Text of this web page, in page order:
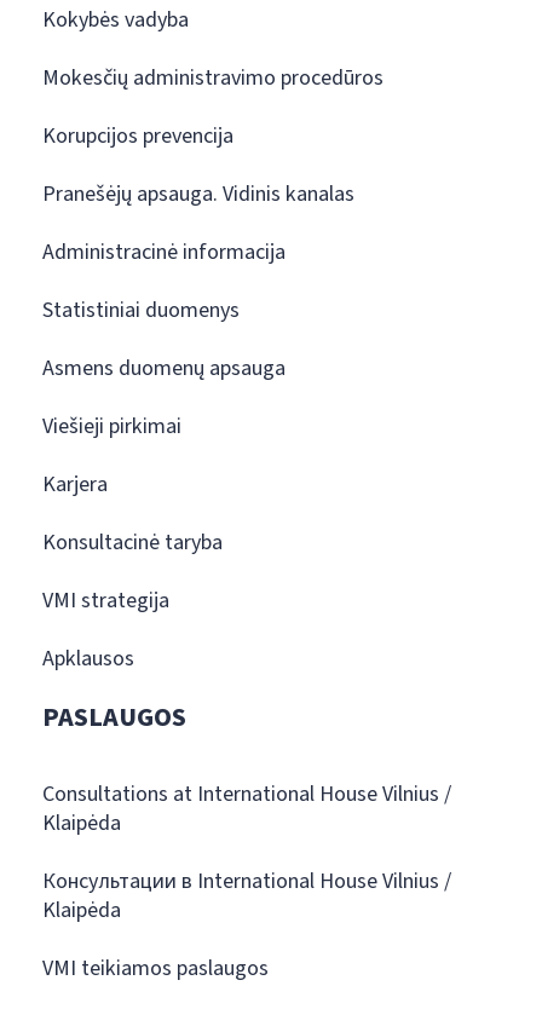
Kokybės vadyba
Mokesčių administravimo procedūros
Korupcijos prevencija
Pranešėjų apsauga. Vidinis kanalas
Administracinė informacija
Statistiniai duomenys
Asmens duomenų apsauga
Viešieji pirkimai
Karjera
Konsultacinė taryba
VMI strategija
Apklausos
PASLAUGOS
Consultations at International House Vilnius /
Klaipėda
Консультации в International House Vilnius /
Klaipėda
VMI teikiamos paslaugos